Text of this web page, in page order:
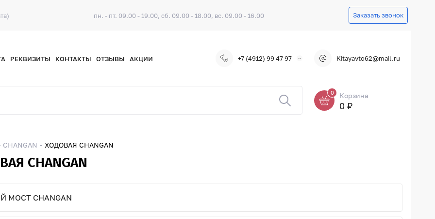
пн. - пт. 09.00 - 19.00, сб. 09.00 - 18.00, вс. 09.00 - 16.00 Заказать звонок
РЕКВИЗИТЫ КОНТАКТЫ ОТЗЫВЫ АКЦИИ +7 (4912) 99 47 97 Kitayavto62@mail.ru
0 Корзина
0 ₽
CHANGAN ХОДОВАЯ CHANGAN
CHANGAN
МОСТ CHANGAN